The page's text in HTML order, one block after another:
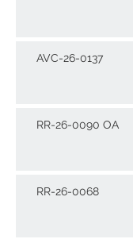
AVC-26-0137
RR-26-0090 OA
RR-26-0068